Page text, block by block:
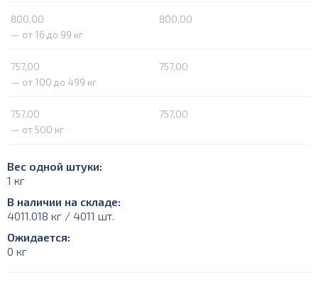
800,00
800,00
— от 16 до 99 кг
757,00
757,00
— от 100 до 499 кг
757,00
757,00
— от 500 кг
Вес одной штуки:
1 кг
В наличии на складе:
4011.018 кг / 4011 шт.
Ожидается:
0 кг